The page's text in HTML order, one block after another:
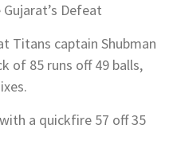
Defeat
Titans captain Shubman
of 85 runs off 49 balls,
a quickfire 57 off 35